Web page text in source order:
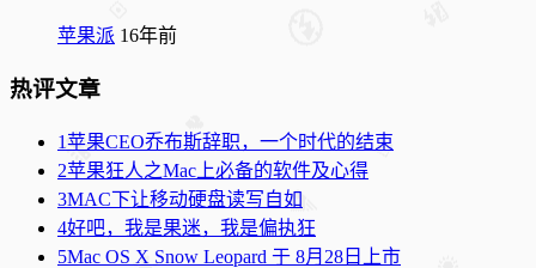
苹果派 16年前
热评文章
1苹果CEO乔布斯辞职，一个时代的结束
2苹果狂人之Mac上必备的软件及心得
3MAC下让移动硬盘读写自如
4好吧，我是果迷，我是偏执狂
5Mac OS X Snow Leopard 于 8月28日上市